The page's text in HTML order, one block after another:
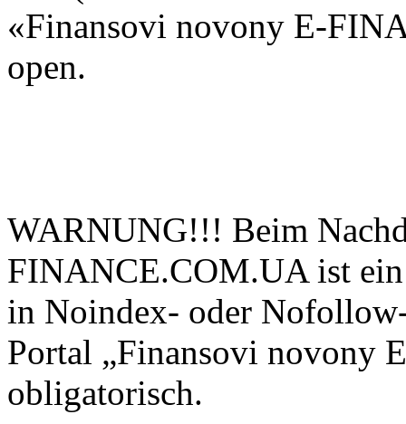
«Finansovi novony E-
open.
WARNUNG!!! Beim
FINANCE.COM.UA ist
in Noindex- oder
Portal „Finansovi novony
obligatorisch.